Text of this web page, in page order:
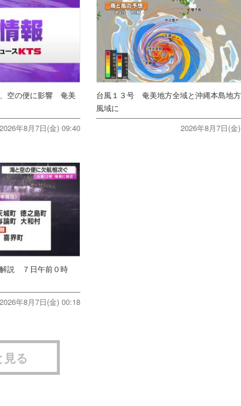
空の便に影響 奄美
2026年8月7日(金) 09:40
台風１３号 奄美地方全域と沖縄本島地
風域に
2026年8月7日(金
説 ７日午前０時
2026年8月7日(金) 00:18
見る